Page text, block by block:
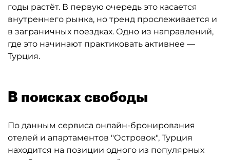
годы растёт. В первую очередь это касается
внутреннего рынка, но тренд прослеживается и
в заграничных поездках. Одно из направлений,
где это начинают практиковать активнее —
Турция.
В поисках свободы
По данным сервиса онлайн-бронирования
отелей и апартаментов "Островок", Турция
находится на позиции одного из популярных